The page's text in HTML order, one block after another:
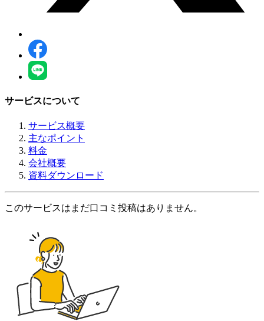
サービスについて
サービス概要
主なポイント
料金
会社概要
資料ダウンロード
このサービスはまだ口コミ投稿はありません。